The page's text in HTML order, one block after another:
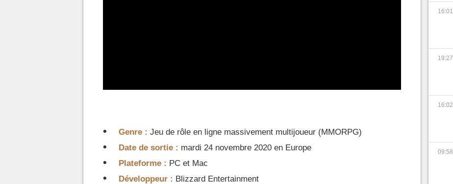
Genre : Jeu de rôle en ligne massivement multijoueur (MMORPG)
Date de sortie : mardi 24 novembre 2020 en Europe
Plateforme : PC et Mac
Développeur : Blizzard Entertainment
16:01
19:27
16:02
09:58